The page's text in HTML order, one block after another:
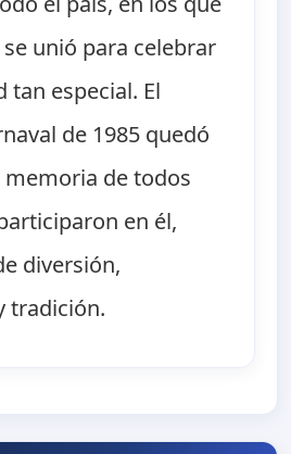
unió para celebrar
tan especial. El
de 1985 quedó
de todos
en él,
diversión,
tradición.